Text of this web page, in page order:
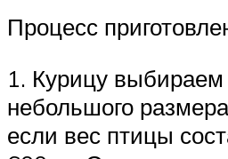
Процесс
1. Курицу
небольшого
если вес птицы